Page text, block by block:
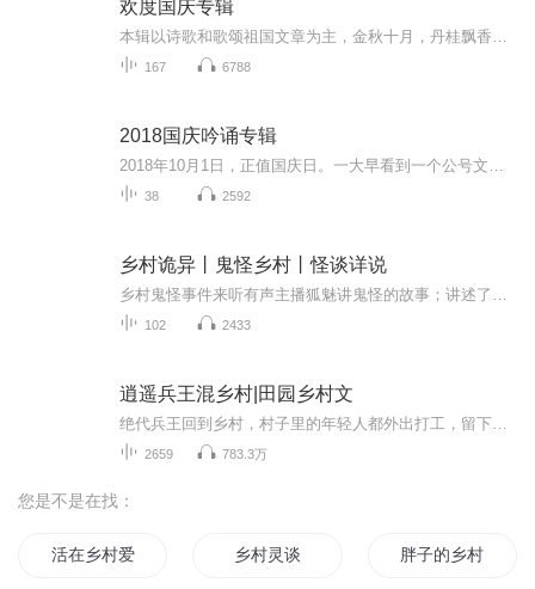
欢度国庆专辑
167 6788
2018国庆吟诵专辑
38 2592
乡村诡异丨鬼怪乡村丨怪谈详说
102 2433
逍遥兵王混乡村|田园乡村文
2659 783.3万
您是不是在找：
活在乡村爱情 乡村灵谈 胖子的乡村生活